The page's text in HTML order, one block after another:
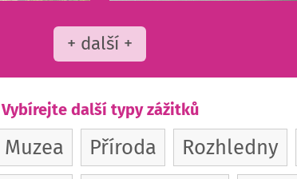
+ další +
Vybírejte další typy zážitků
Muzea Příroda Rozhledny